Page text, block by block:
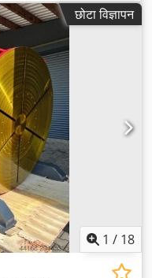
छोटा विज्ञापन
1 / 18